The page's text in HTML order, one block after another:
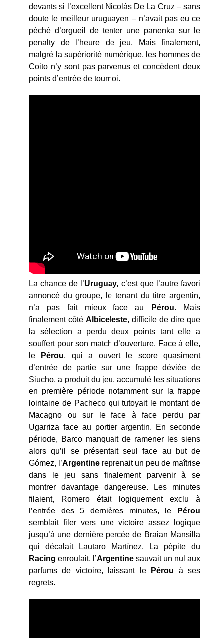
devants si l’excellent Nicolás De La Cruz – sans
doute le meilleur uruguayen – n’avait pas eu ce
péché d’orgueil de tenter une panenka sur le
penalty de l’heure de jeu. Mais finalement,
malgré la supériorité numérique, les hommes de
Coito n’y sont pas parvenus et concèdent deux
points d’entrée de tournoi.
La chance de l’Uruguay, c’est que l’autre favori
annoncé du groupe, le tenant du titre argentin,
n’a pas fait mieux face au
Pérou. Mais
finalement côté Albiceleste, difficile de dire que
la sélection a perdu deux points tant elle a
souffert pour son match d’ouverture. Face à elle,
le
Pérou, qui a ouvert le score quasiment
d’entrée de partie sur une frappe déviée de
Siucho, a produit du jeu, accumulé les situations
en première période notamment sur la frappe
lointaine de Pacheco qui tutoyait le montant de
Macagno ou sur le face à face perdu par
Ugarriza face au portier argentin. En seconde
période, Barco manquait de ramener les siens
alors qu’il se présentait seul face au but de
Gómez, l’Argentine reprenait un peu de maîtrise
dans le jeu sans finalement parvenir à se
montrer davantage dangereuse. Les minutes
filaient, Romero était logiquement exclu à
l’entrée des 5 dernières minutes, le
Pérou
semblait filer vers une victoire assez logique
jusqu’à une dernière percée de Braian Mansilla
qui décalait Lautaro Martínez. La pépite du
Racing enroulait, l’Argentine sauvait un nul aux
parfums de victoire, laissant le
Pérou à ses
regrets.